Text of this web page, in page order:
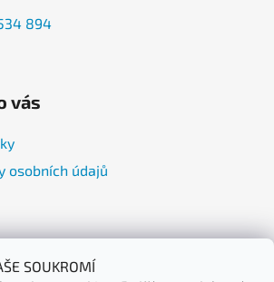
SOUKROMÍ
894
vás
osobních údajů